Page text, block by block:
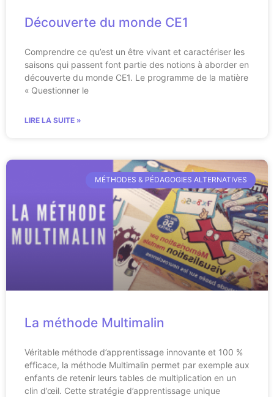
Découverte du monde CE1
Comprendre ce qu’est un être vivant et caractériser les
saisons qui passent font partie des notions à aborder en
découverte du monde CE1. Le programme de la matière
« Questionner le
LIRE LA SUITE »
MÉTHODES & PÉDAGOGIES ALTERNATIVES
La méthode Multimalin
Véritable méthode d’apprentissage innovante et 100 %
efficace, la méthode Multimalin permet par exemple aux
enfants de retenir leurs tables de multiplication en un
clin d’œil. Cette stratégie d’apprentissage unique